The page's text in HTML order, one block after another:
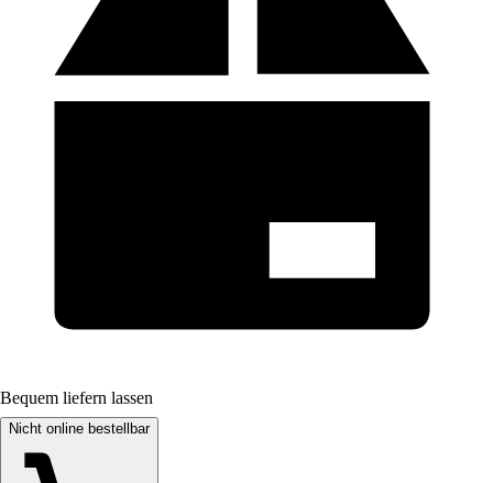
Bequem liefern lassen
Nicht online bestellbar